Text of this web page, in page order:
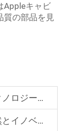
Appleキャビ
質の部品を見
リートとなる理由
どう融合させるか